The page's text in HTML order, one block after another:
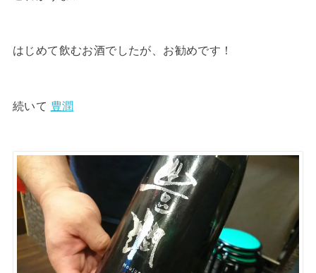
はじめて飲むお酒でしたが、お勧めです！
続いて 豊潤